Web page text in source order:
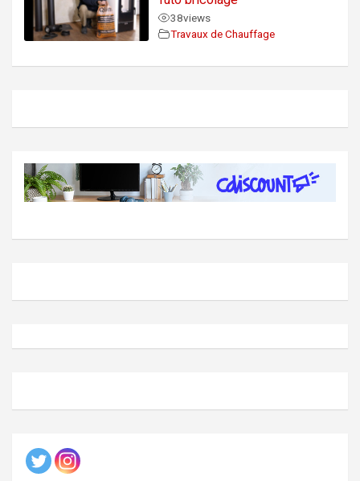
38views
Travaux de Chauffage